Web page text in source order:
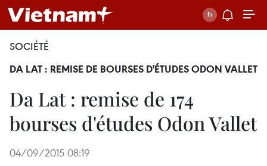
SOCIÉTÉ
DA LAT : REMISE DE BOURSES D'ÉTUDES ODON VALLET
Da Lat : remise de 174
bourses d'études Odon Vallet
04/09/2015 08:19